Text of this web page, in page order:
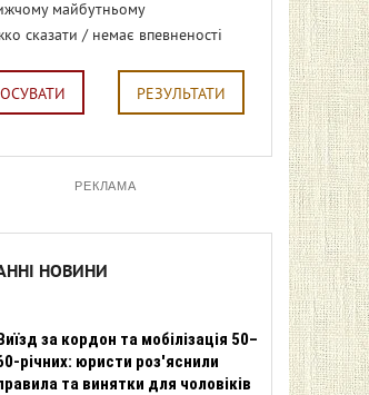
майбутньому
сказати / немає впевненості
РЕЗУЛЬТАТИ
РЕКЛАМА
НОВИНИ
за кордон та мобілізація 50–
річних: юристи роз'яснили
та винятки для чоловіків